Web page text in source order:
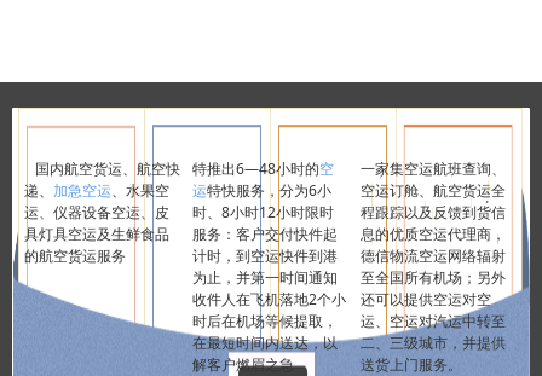
国内航空货运、航空快
递、 加急空运、水果空
运、仪器设备空运、皮
具灯具空运及生鲜食品
的航空货运服务
特推出6—48小时的空
运特快服务，分为6小
时、8小时12小时限时
服务：客户交付快件起
计时，到空运快件到港
为止，并第一时间通知
收件人在飞机落地2个小
时后在机场等候提取，
在最短时间内送达，以
解客户燃眉之急
一家集空运航班查询、
空运订舱、航空货运全
程跟踪以及反馈到货信
息的优质空运代理商，
德信物流空运网络辐射
至全国所有机场；另外
还可以提供空运对空
运、空运对汽运中转至
二、三级城市，并提供
送货上门服务。